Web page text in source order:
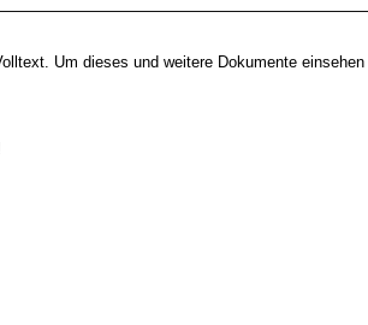
Um dieses und weitere Dokumente